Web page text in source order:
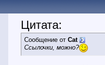
Цитата:
Сообщение от Cat
Ссылочки, можно?